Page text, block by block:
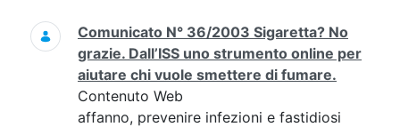
Comunicato N° 36/2003 Sigaretta? No
grazie. Dall’ISS uno strumento online per
aiutare chi vuole smettere di fumare.
Contenuto Web
affanno, prevenire infezioni e fastidiosi